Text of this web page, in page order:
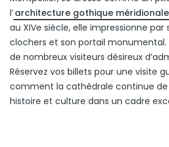
l’architecture gothique méridionale
au XIVe siècle, elle impressionne par
clochers et son portail monumental.
de nombreux visiteurs désireux
Réservez vos billets pour une visite
comment la cathédrale continue de
histoire et culture dans un cadre